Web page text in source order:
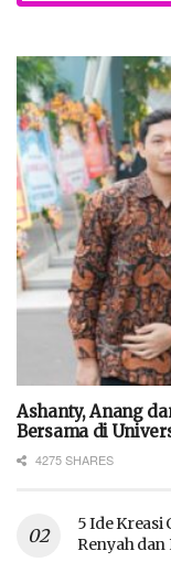
Ashanty, Anang
Bersama di
4275 SHARES
5 Ide Kreasi
Renyah dan